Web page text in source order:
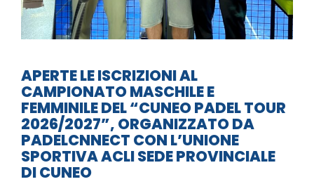
APERTE LE ISCRIZIONI AL
CAMPIONATO MASCHILE E
FEMMINILE DEL “CUNEO PADEL TOUR
2026/2027”, ORGANIZZATO DA
PADELCNNECT CON L’UNIONE
SPORTIVA ACLI SEDE PROVINCIALE
DI CUNEO